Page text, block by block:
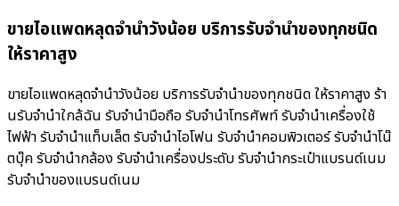
ขายไอแพดหลุดจำนำวังน้อย บริการรับจำนำของทุกชนิด
ให้ราคาสูง
ขายไอแพดหลุดจำนำวังน้อย บริการรับจำนำของทุกชนิด ให้ราคาสูง ร้า
นรับจํานําใกล้ฉัน รับจำนำมือถือ รับจำนำโทรศัพท์ รับจำนำเครื่องใช้
ไฟฟ้า รับจำนำแท็บเล็ต รับจำนำไอโฟน รับจำนำคอมพิวเตอร์ รับจำนำโน๊
ตบุ๊ค รับจำนำกล้อง รับจำนำเครื่องประดับ รับจำนำกระเป๋าแบรนด์เนม
รับจำนำของแบรนด์เนม